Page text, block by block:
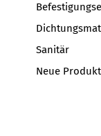
Sanitär
Neue